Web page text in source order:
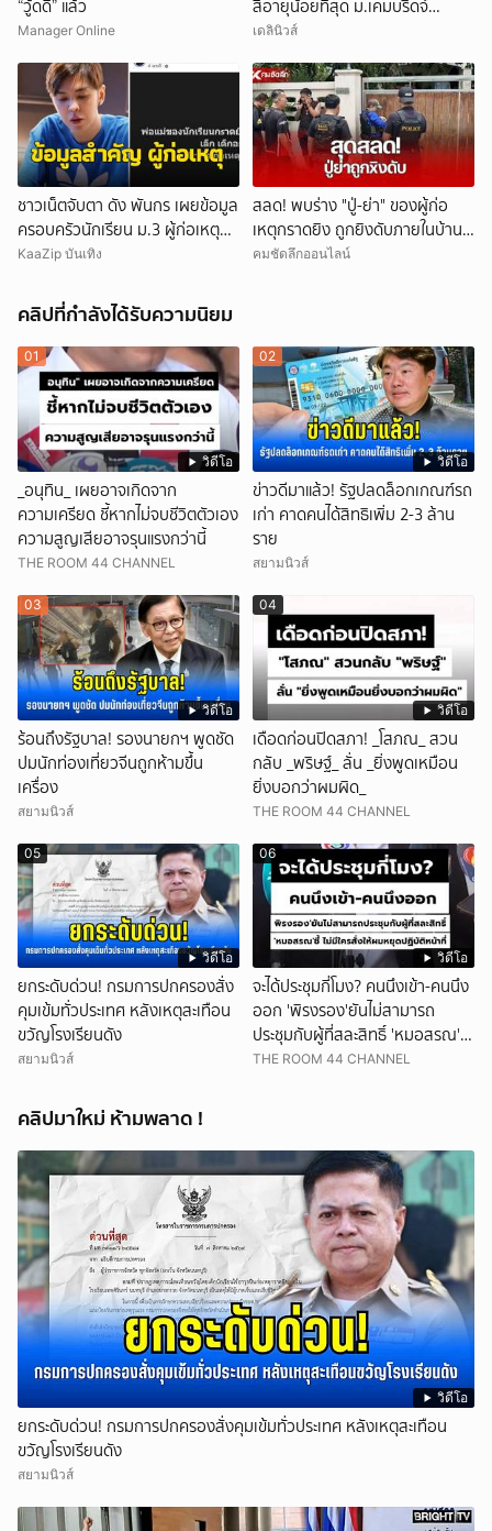
“วู้ดดี้” แล้ว
Manager Online
สีอายุน้อยที่สุด ม.เคมบริดจ์
ประกาศลาออกหลังเผชิญข้อกล่าว
เดลินิวส์
ชาวเน็ตจับตา ดัง พันกร เผยข้อมูล
ครอบครัวนักเรียน ม.3 ผู้ก่อเหตุ
และที่มาอาวุธ
KaaZip บันเทิง
สลด! พบร่าง "ปู่-ย่า" ของผู้ก่อ
เหตุกราดยิง ถูกยิงดับภายในบ้าน
พัก
คมชัดลึกออนไลน์
คลิปที่กำลังได้รับความนิยม
วิดีโอ
01
_อนุทิน_ เผยอาจเกิดจาก
ความเครียด ชี้หากไม่จบชีวิตตัวเอง
ความสูญเสียอาจรุนแรงกว่านี้
THE ROOM 44 CHANNEL
วิดีโอ
02
ข่าวดีมาแล้ว! รัฐปลดล็อกเกณฑ์รถ
เก่า คาดคนได้สิทธิเพิ่ม 2-3 ล้าน
ราย
สยามนิวส์
วิดีโอ
03
ร้อนถึงรัฐบาล! รองนายกฯ พูดชัด
ปมนักท่องเที่ยวจีนถูกห้ามขึ้น
เครื่อง
สยามนิวส์
วิดีโอ
04
เดือดก่อนปิดสภา! _โสภณ_ สวน
กลับ _พริษฐ์_ ลั่น _ยิ่งพูดเหมือน
ยิ่งบอกว่าผมผิด_
THE ROOM 44 CHANNEL
วิดีโอ
05
ยกระดับด่วน! กรมการปกครองสั่ง
คุมเข้มทั่วประเทศ หลังเหตุสะเทือน
ขวัญโรงเรียนดัง
สยามนิวส์
วิดีโอ
06
จะได้ประชุมกี่โมง? คนนึงเข้า-คนนึง
ออก 'พิรงรอง'ยันไม่สามารถ
ประชุมกับผู้ที่สละสิทธิ์ 'หมอสรณ'ชี้
ไม่มีใครสั่งให้ผมหยุดปฏิบัติหน้าที่
THE ROOM 44 CHANNEL
คลิปมาใหม่ ห้ามพลาด !
วิดีโอ
ยกระดับด่วน! กรมการปกครองสั่งคุมเข้มทั่วประเทศ หลังเหตุสะเทือน
ขวัญโรงเรียนดัง
สยามนิวส์